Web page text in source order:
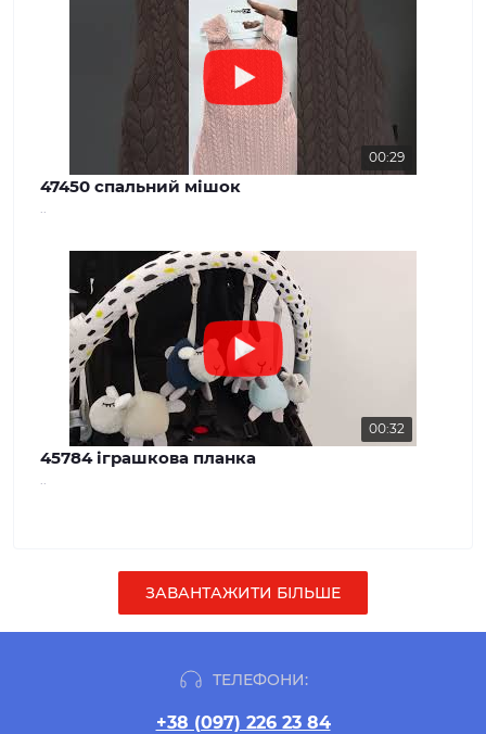
00:29
47450 спальний мішок
00:32
45784 іграшкова планка
ЗАВАНТАЖИТИ БІЛЬШЕ
ТЕЛЕФОНИ:
+38 (097) 226 23 84